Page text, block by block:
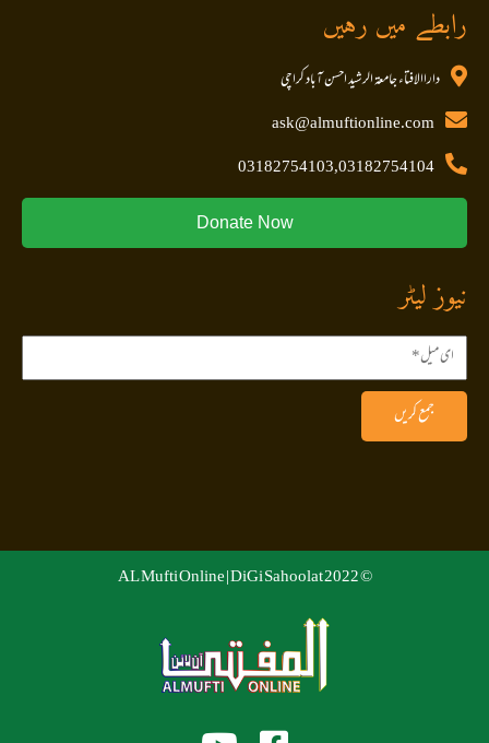
رابطے میں رہیں
داراالافتاء جامعۃ الرشید احسن آباد کراچی
ask@almuftionline.com
03182754103,03182754104
Donate Now
نیوز لیٹر
جمع کریں
© 2022 AL Mufti Online |
DiGi Sahoolat